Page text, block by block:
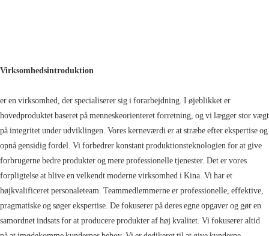
Virksomhedsintroduktion
er en virksomhed, der specialiserer sig i forarbejdning. I øjeblikket er
hovedproduktet baseret på menneskeorienteret forretning, og vi lægger stor vægt
på integritet under udviklingen. Vores kerneværdi er at stræbe efter ekspertise og
opnå gensidig fordel. Vi forbedrer konstant produktionsteknologien for at give
forbrugerne bedre produkter og mere professionelle tjenester. Det er vores
forpligtelse at blive en velkendt moderne virksomhed i Kina. Vi har et
højkvalificeret personaleteam. Teammedlemmerne er professionelle, effektive,
pragmatiske og søger ekspertise. De fokuserer på deres egne opgaver og gør en
samordnet indsats for at producere produkter af høj kvalitet. Vi fokuserer altid